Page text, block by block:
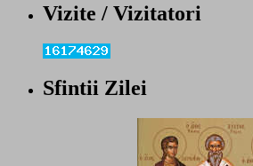
Vizite / Vizitatori
Sfintii Zilei